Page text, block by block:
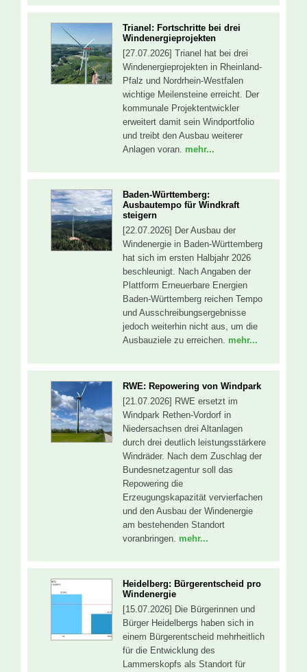
Trianel: Fortschritte bei drei
Windenergieprojekten
[27.07.2026] Trianel hat bei drei
Windenergieprojekten in Rheinland-
Pfalz und Nordrhein-Westfalen
wichtige Meilensteine erreicht. Der
kommunale Projektentwickler
erweitert damit sein Windportfolio
und treibt den Ausbau weiterer
Anlagen voran. mehr...
Baden-Württemberg:
Ausbautempo für Windkraft
steigern
[22.07.2026] Der Ausbau der
Windenergie in Baden-Württemberg
hat sich im ersten Halbjahr 2026
beschleunigt. Nach Angaben der
Plattform Erneuerbare Energien
Baden-Württemberg reichen Tempo
und Ausschreibungsergebnisse
jedoch weiterhin nicht aus, um die
Ausbauziele zu erreichen. mehr...
RWE: Repowering von Windpark
[21.07.2026] RWE ersetzt im
Windpark Rethen-Vordorf in
Niedersachsen drei Altanlagen
durch drei deutlich leistungsstärkere
Windräder. Nach dem Zuschlag der
Bundesnetzagentur soll das
Repowering die
Erzeugungskapazität vervierfachen
und den Ausbau der Windenergie
am bestehenden Standort
voranbringen. mehr...
Heidelberg: Bürgerentscheid pro
Windenergie
[15.07.2026] Die Bürgerinnen und
Bürger Heidelbergs haben sich in
einem Bürgerentscheid mehrheitlich
für die Entwicklung des
Lammerskopfs als Standort für